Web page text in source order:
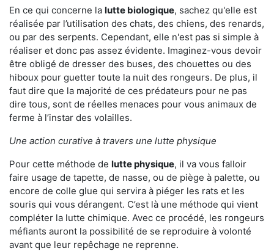
En ce qui concerne la lutte biologique, sachez qu'elle est
réalisée par l’utilisation des chats, des chiens, des renards,
ou par des serpents. Cependant, elle n'est pas si simple à
réaliser et donc pas assez évidente. Imaginez-vous devoir
être obligé de dresser des buses, des chouettes ou des
hiboux pour guetter toute la nuit des rongeurs. De plus, il
faut dire que la majorité de ces prédateurs pour ne pas
dire tous, sont de réelles menaces pour vous animaux de
ferme à l’instar des volailles.
Une action curative à travers une lutte physique
Pour cette méthode de lutte physique, il va vous falloir
faire usage de tapette, de nasse, ou de piège à palette, ou
encore de colle glue qui servira à piéger les rats et les
souris qui vous dérangent. C’est là une méthode qui vient
compléter la lutte chimique. Avec ce procédé, les rongeurs
méfiants auront la possibilité de se reproduire à volonté
avant que leur repêchage ne reprenne.